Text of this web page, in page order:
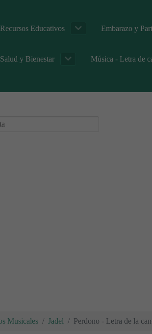
Recursos Educativos Embarazo y
Salud y Bienestar Música - Letra de
Musicales Jadel Perdono - Letra de la